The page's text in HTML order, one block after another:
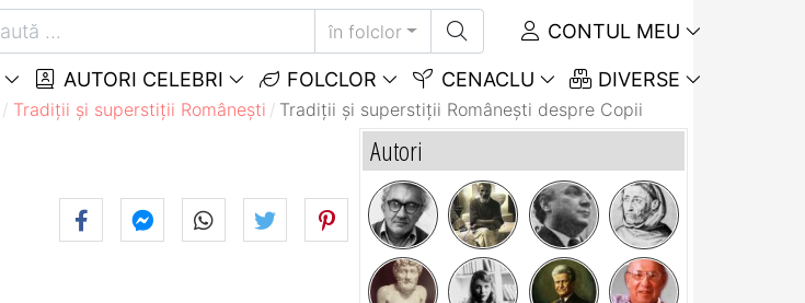
în folclor CONTUL MEU
AUTORI CELEBRI FOLCLOR CENACLU DIVERSE
Tradiții și superstiții Româneşti Tradiții și superstiții Româneşti despre Copii
Autori